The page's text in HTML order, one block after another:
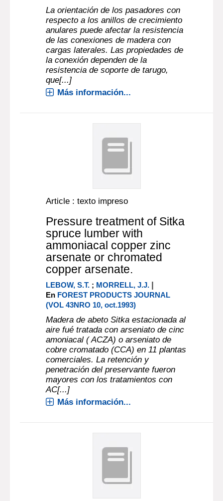
La orientación de los pasadores con
respecto a los anillos de crecimiento
anulares puede afectar la resistencia
de las conexiones de madera con
cargas laterales. Las propiedades de
la conexión dependen de la
resistencia de soporte de tarugo,
que[...]
Más información...
Article : texto impreso
Pressure treatment of Sitka
spruce lumber with
ammoniacal copper zinc
arsenate or chromated
copper arsenate.
LEBOW, S.T. ; MORRELL, J.J. |
En FOREST PRODUCTS JOURNAL
(VOL 43NRO 10, oct.1993)
Madera de abeto Sitka estacionada al
aire fué tratada con arseniato de cinc
amoniacal ( ACZA) o arseniato de
cobre cromatado (CCA) en 11 plantas
comerciales. La retención y
penetración del preservante fueron
mayores con los tratamientos con
AC[...]
Más información...